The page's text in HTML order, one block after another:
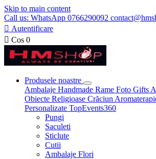
Skip to main content
Call us: WhatsApp 0766290092
 Autentificare
 Cos 0
Produsele noastre
Ambalaje Handmade Rame Foto Gifts
Obiecte Religioase Crăciun
Personalizate TopEvents360
Pungi
Saculeti
Sticlute
Cutii
Ambalaje Flori